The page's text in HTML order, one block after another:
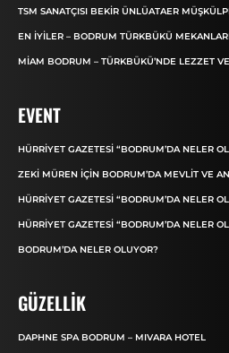
TSM SANATÇISI BEKIR ÜNLÜATAER
EN İYILER – BODRUM TÜRKBÜKÜ
MIAM BODRUM – TÜRKBÜKÜ’NDE LEZZET
EVENT
HÜRRIYET GAZETESI “BODRUM’DA NELER
ZEKI MÜREN IÇIN BODRUM’DA MEVLIT VE
HÜRRIYET GAZETESI “BODRUM’DA NELER
HÜRRIYET GAZETESI “BODRUM’DA NELER
BODRUM’DA NELER OLUYOR?
GÜZELLIK
DAPHNE SPA BODRUM – MIVARA HOTEL